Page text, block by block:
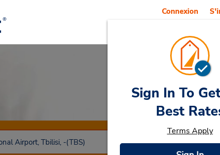
Connexion
Car Rental
Sign In To
Best
Terms Apply